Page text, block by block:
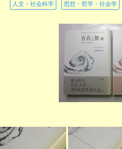
人文・社会科学 思想・哲学・社会学